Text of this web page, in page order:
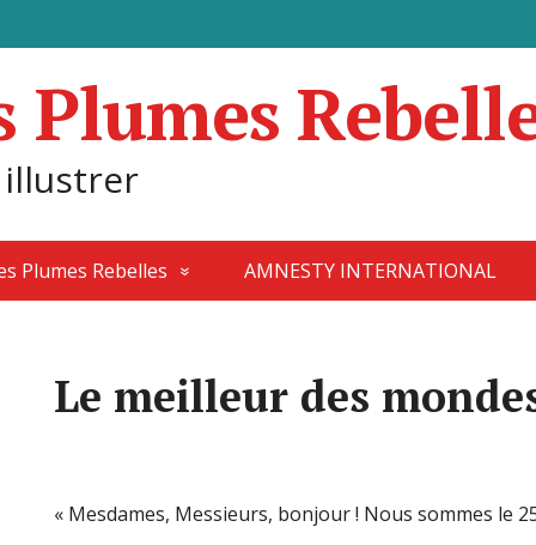
Plumes
Plumes Rebelles AMNESTY INTERNATIONAL
Le meilleur des
« Mesdames, Messieurs, bonjour ! Nous sommes le